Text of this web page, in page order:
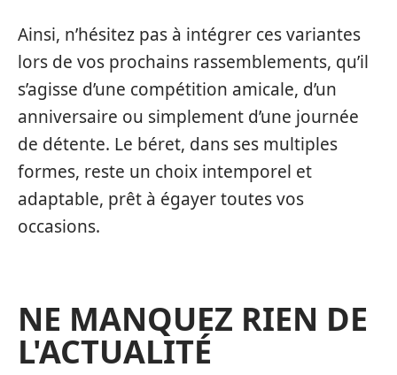
Ainsi, n’hésitez pas à intégrer ces variantes
lors de vos prochains rassemblements, qu’il
s’agisse d’une compétition amicale, d’un
anniversaire ou simplement d’une journée
de détente. Le béret, dans ses multiples
formes, reste un choix intemporel et
adaptable, prêt à égayer toutes vos
occasions.
NE MANQUEZ RIEN DE
L'ACTUALITÉ